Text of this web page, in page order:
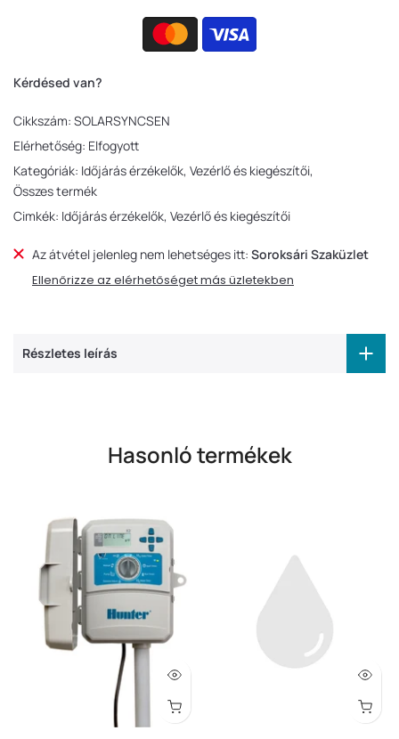
Kérdésed van?
Cikkszám: SOLARSYNCSEN
Elérhetőség: Elfogyott
Kategóriák: Időjárás érzékelők Vezérlő és kiegészítői
Összes termék
Cimkék: Időjárás érzékelők Vezérlő és kiegészítői
Az átvétel jelenleg nem lehetséges itt: Soroksári Szaküzlet
Ellenőrizze az elérhetőséget más üzletekben
Részletes leírás
Hasonló termékek